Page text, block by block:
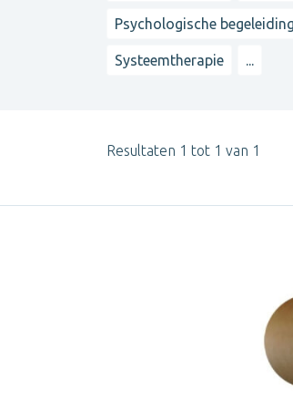
Psychologische
Systeemtherapie ...
Resultaten 1 tot 1 van 1